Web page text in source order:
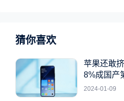
猜你喜欢
苹果还敢
8%成国产
2024-01-09